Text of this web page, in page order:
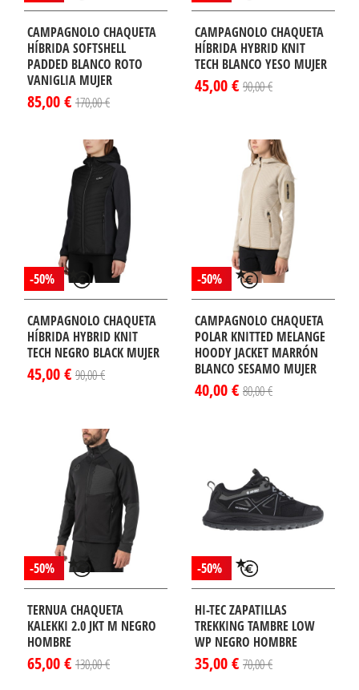
CAMPAGNOLO CHAQUETA
HÍBRIDA SOFTSHELL
PADDED BLANCO ROTO
VANIGLIA MUJER
85,00 € 170,00 €
CAMPAGNOLO CHAQUETA
HÍBRIDA HYBRID KNIT
TECH BLANCO YESO MUJER
45,00 € 90,00 €
-50%
CAMPAGNOLO CHAQUETA
HÍBRIDA HYBRID KNIT
TECH NEGRO BLACK MUJER
45,00 € 90,00 €
-50%
CAMPAGNOLO CHAQUETA
POLAR KNITTED MELANGE
HOODY JACKET MARRÓN
BLANCO SESAMO MUJER
40,00 € 80,00 €
-50%
TERNUA CHAQUETA
KALEKKI 2.0 JKT M NEGRO
HOMBRE
65,00 € 130,00 €
-50%
HI-TEC ZAPATILLAS
TREKKING TAMBRE LOW
WP NEGRO HOMBRE
35,00 € 70,00 €